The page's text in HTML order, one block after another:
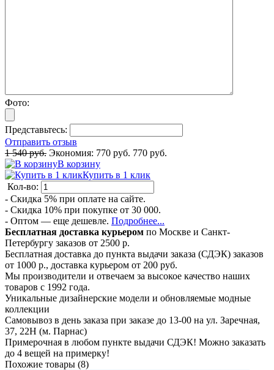
Фото:
Представьтесь:
Отправить отзыв
1 540 руб. Экономия: 770 руб. 770 руб.
В корзину
Купить в 1 клик
Кол-во:
- Скидка 5% при оплате на сайте.
- Скидка 10% при покупке от 30 000.
- Оптом — еще дешевле. Подробнее...
Бесплатная доставка курьером по Москве и Санкт-
Петербургу заказов от 2500 р.
Бесплатная доставка до пункта выдачи заказа (СДЭК) заказов
от 1000 р., доставка курьером от 200 руб.
Мы производители и отвечаем за высокое качество наших
товаров с 1992 года.
Уникальные дизайнерские модели и обновляемые модные
коллекции
Самовывоз в день заказа при заказе до 13-00 на ул. Заречная,
37, 22Н (м. Парнас)
Примерочная в любом пункте выдачи СДЭК! Можно заказать
до 4 вещей на примерку!
Похожие товары (8)